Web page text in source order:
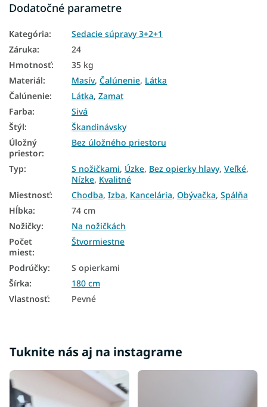
Sedacie súpravy podľa veľkosti
Sedacie súpravy podľa počtu miest
Sedacie súpravy podľa šírky
Sedacie súpravy podľa materiálu
Sedacie súpravy podľa farby
Lacné sedacie súpravy
Úzke sedacie súpravy
Nízke sedacie súpravy
Štvormiestne sedacie súpravy
Čalúnené sedacie súpravy
Látkové sedacie súpravy
Škandinávske sedacie súpravy
Kvalitné sedacie súpravy
Sedačky bez opierky hlavy
Dodatočné parametre
Kategória:
Sedacie súpravy 3+2+1
Záruka:
24
Hmotnosť:
35 kg
Materiál: Masív, Čalúnenie, Látka
Čalúnenie: Látka, Zamat
Farba:
Sivá
Štýl:
Škandinávsky
Úložný
priestor:
Bez úložného priestoru
Typ: S nožičkami, Úzke, Bez opierky hlavy, Veľké,
Nízke, Kvalitné
Miestnosť: Chodba, Izba, Kancelária, Obývačka, Spálňa
Hĺbka:
74 cm
Nožičky:
Na nožičkách
Počet
miest:
Štvormiestne
Podrúčky:
S opierkami
Šírka:
180 cm
Vlastnosť: Pevné
Tuknite nás aj na instagrame